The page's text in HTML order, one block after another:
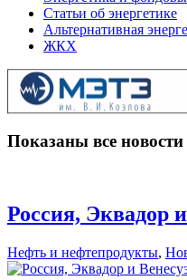
Статьи об энергетике
Альтернативная
ЖКХ
Показаны все новости
Россия, Эквадор
Нефть и нефтепродукты,